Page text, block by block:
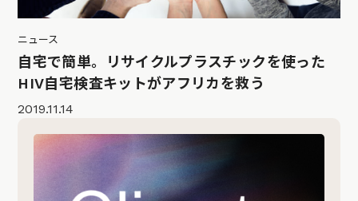
ニュース
自宅で簡単。リサイクルプラスチックを使った
HIV自宅検査キットがアフリカを救う
2019.11.14